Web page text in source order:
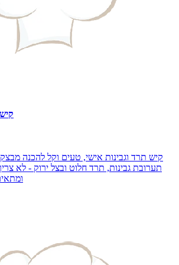
קיש תרד וגבינות אישי, טעים וקל להכנה
תערובת גבינות, תרד חלוט ובצל ירוק - לא